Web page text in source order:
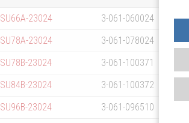
SU66A-23024
3-061-060024
SU78A-23024
3-061-078024
SU78B-23024
3-061-100371
SU84B-23024
3-061-100372
SU96B-23024
3-061-096510